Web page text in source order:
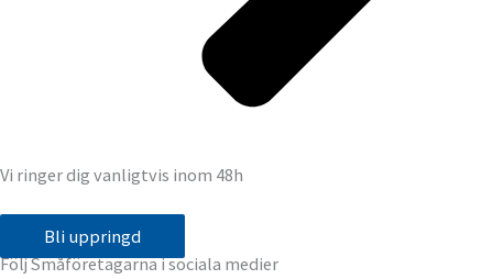
Vi ringer dig vanligtvis inom 48h
Bli uppringd
Följ Småföretagarna i sociala medier